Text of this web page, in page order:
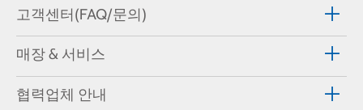
고객센터(FAQ/문의)
매장 & 서비스
협력업체 안내